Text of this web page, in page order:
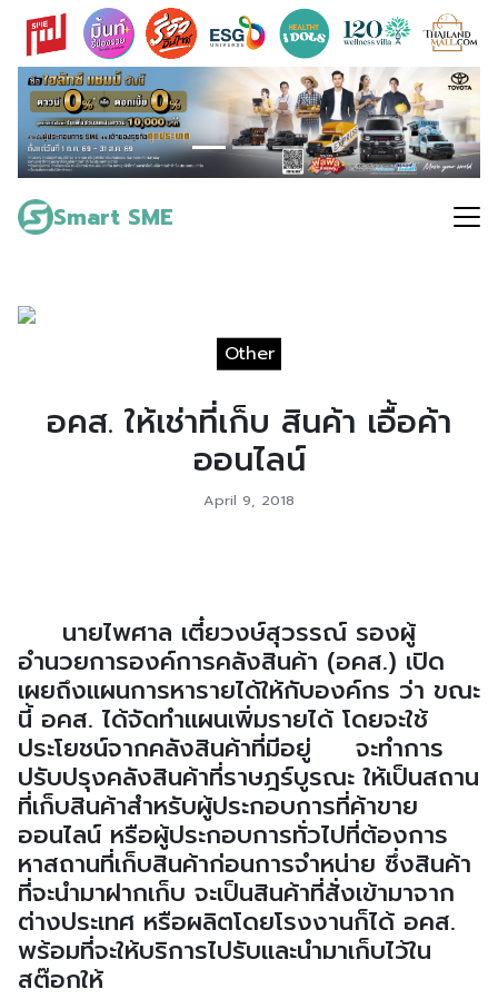
Skip
content
Smart SME
Search
for:
Other
อคส. ให้เช่าที่เก็บ สินค้า เอื้อค้า
ออนไลน์
April 9, 2018
นายไพศาล เตี๋ยวงษ์สุวรรณ์ รองผู้
อำนวยการองค์การคลังสินค้า (อคส.) เปิด
เผยถึงแผนการหารายได้ให้กับองค์กร ว่า ขณะ
นี้ อคส. ได้จัดทำแผนเพิ่มรายได้ โดยจะใช้
ประโยชน์จากคลังสินค้าที่มีอยู่ จะทำการ
ปรับปรุงคลังสินค้าที่ราษฎร์บูรณะ ให้เป็นสถาน
ที่เก็บสินค้าสำหรับผู้ประกอบการที่ค้าขาย
ออนไลน์ หรือผู้ประกอบการทั่วไปที่ต้องการ
หาสถานที่เก็บสินค้าก่อนการจำหน่าย ซึ่งสินค้า
ที่จะนำมาฝากเก็บ จะเป็นสินค้าที่สั่งเข้ามาจาก
ต่างประเทศ หรือผลิตโดยโรงงานก็ได้ อคส.
พร้อมที่จะให้บริการไปรับและนำมาเก็บไว้ใน
สต๊อกให้